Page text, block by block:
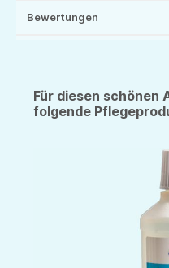
Bewertungen
Für diesen schönen
folgende